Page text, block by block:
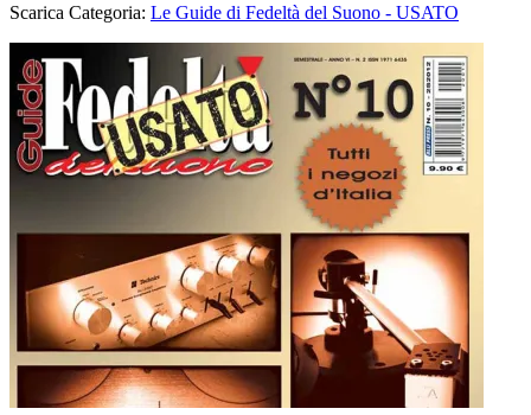
Scarica Categoria: Le Guide di Fedeltà del Suono - USATO